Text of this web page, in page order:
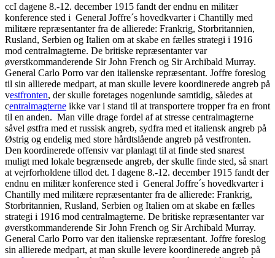
ccI dagene 8.-12. december 1915 fandt der endnu en militær
konference sted i General Joffre´s hovedkvarter i Chantilly med
militære repræsentanter fra de allierede: Frankrig, Storbritannien,
Rusland, Serbien og Italien om at skabe en fælles strategi i 1916
mod centralmagterne. De britiske repræsentanter var
øverstkommanderende Sir John French og Sir Archibald Murray.
General Carlo Porro var den italienske repræsentant. Joffre foreslog
til sin allierede medpart, at man skulle levere koordinerede angreb på
vestfronten, der skulle foretages nogenlunde samtidig, således at
centralmagterne ikke var i stand til at transportere tropper fra en front
til en anden. Man ville drage fordel af at stresse centralmagterne
såvel østfra med et russisk angreb, sydfra med et italiensk angreb på
Østrig og endelig med store hårdtslående angreb på vestfronten.
Den koordinerede offensiv var planlagt til at finde sted snarest
muligt med lokale begrænsede angreb, der skulle finde sted, så snart
at vejrforholdene tillod det. I dagene 8.-12. december 1915 fandt der
endnu en militær konference sted i General Joffre´s hovedkvarter i
Chantilly med militære repræsentanter fra de allierede: Frankrig,
Storbritannien, Rusland, Serbien og Italien om at skabe en fælles
strategi i 1916 mod centralmagterne. De britiske repræsentanter var
øverstkommanderende Sir John French og Sir Archibald Murray.
General Carlo Porro var den italienske repræsentant. Joffre foreslog
sin allierede medpart, at man skulle levere koordinerede angreb på